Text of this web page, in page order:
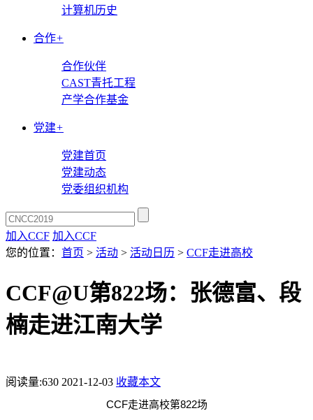
计算机历史
合作+
合作伙伴
CAST青托工程
产学合作基金
党建+
党建首页
党建动态
党委组织机构
加入CCF 加入CCF
您的位置： 首页 > 活动 > 活动日历 > CCF走进高校
CCF@U第822场：张德富、段
楠走进江南大学
阅读量:630 2021-12-03 收藏本文
CCF走进高校第822场